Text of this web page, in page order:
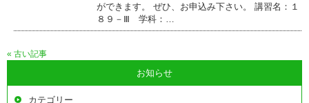
ができます。 ぜひ、お申込み下さい。 講習名：１
８９－Ⅲ 学科：…
« 古い記事
お知らせ
カテゴリー